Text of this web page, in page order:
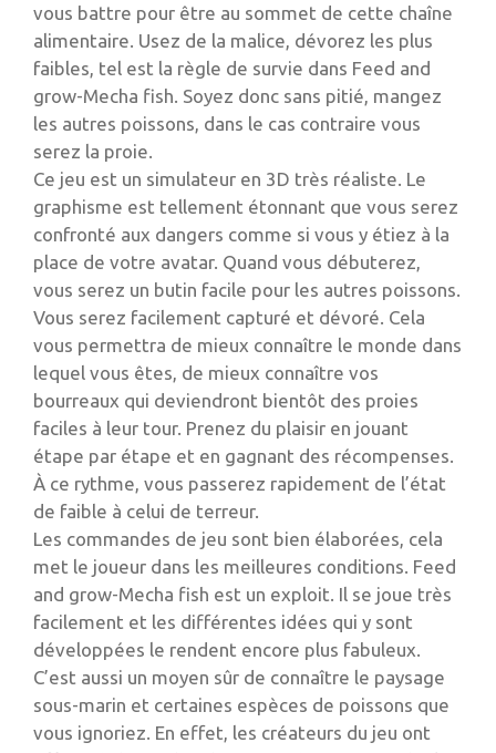
vous battre pour être au sommet de cette chaîne
alimentaire. Usez de la malice, dévorez les plus
faibles, tel est la règle de survie dans Feed and
grow-Mecha fish. Soyez donc sans pitié, mangez
les autres poissons, dans le cas contraire vous
serez la proie.
Ce jeu est un simulateur en 3D très réaliste. Le
graphisme est tellement étonnant que vous serez
confronté aux dangers comme si vous y étiez à la
place de votre avatar. Quand vous débuterez,
vous serez un butin facile pour les autres poissons.
Vous serez facilement capturé et dévoré. Cela
vous permettra de mieux connaître le monde dans
lequel vous êtes, de mieux connaître vos
bourreaux qui deviendront bientôt des proies
faciles à leur tour. Prenez du plaisir en jouant
étape par étape et en gagnant des récompenses.
À ce rythme, vous passerez rapidement de l’état
de faible à celui de terreur.
Les commandes de jeu sont bien élaborées, cela
met le joueur dans les meilleures conditions. Feed
and grow-Mecha fish est un exploit. Il se joue très
facilement et les différentes idées qui y sont
développées le rendent encore plus fabuleux.
C’est aussi un moyen sûr de connaître le paysage
sous-marin et certaines espèces de poissons que
vous ignoriez. En effet, les créateurs du jeu ont